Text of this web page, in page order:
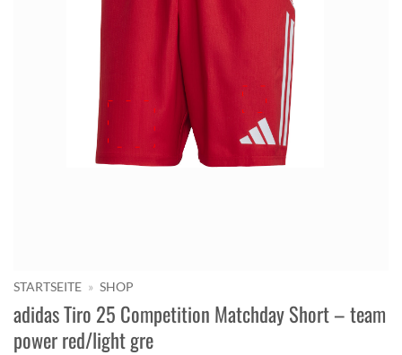
STARTSEITE » SHOP
adidas Tiro 25 Competition Matchday Short – team
power red/light gre